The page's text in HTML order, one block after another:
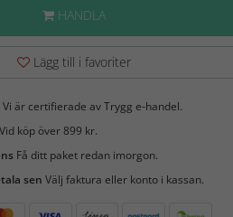
HANDLA
Lägg till i favoriter
Vi är certifierade av Trygg e-handel.
köp över 899 kr.
Få ditt paket redan imorgon.
sen Välj faktura eller konto i kassan.